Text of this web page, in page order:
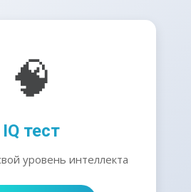
🧠
IQ тест
уровень интеллекта